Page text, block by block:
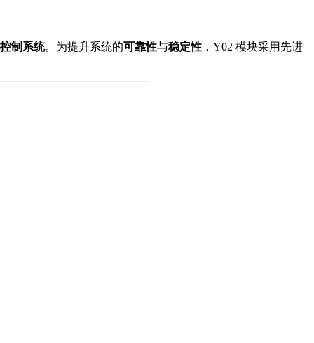
制系统。为提升系统的可靠性与稳定性 ，Y02 模块采用先进